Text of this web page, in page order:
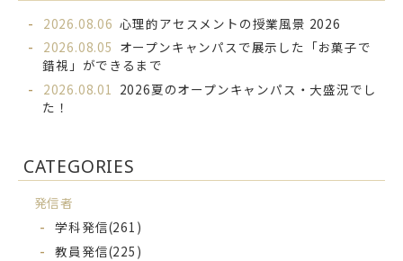
2026.08.06 心理的アセスメントの授業風景 2026
2026.08.05 オープンキャンパスで展示した「お菓子で
錯視」ができるまで
2026.08.01 2026夏のオープンキャンパス・大盛況でし
た！
CATEGORIES
発信者
学科発信(261)
教員発信(225)